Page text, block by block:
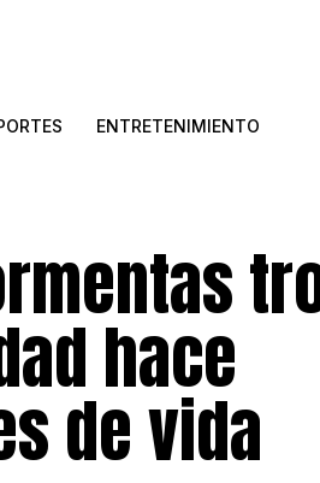
ENTRETENIMIENTO
hace
de vida